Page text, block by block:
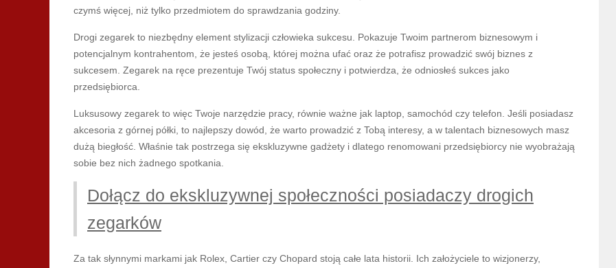
czymś więcej, niż tylko przedmiotem do sprawdzania godziny.
Drogi zegarek to niezbędny element stylizacji człowieka sukcesu. Pokazuje Twoim partnerom biznesowym i
potencjalnym kontrahentom, że jesteś osobą, której można ufać oraz że potrafisz prowadzić swój biznes z
sukcesem. Zegarek na ręce prezentuje Twój status społeczny i potwierdza, że odniosłeś sukces jako
przedsiębiorca.
Luksusowy zegarek to więc Twoje narzędzie pracy, równie ważne jak laptop, samochód czy telefon. Jeśli posiadasz
akcesoria z górnej półki, to najlepszy dowód, że warto prowadzić z Tobą interesy, a w talentach biznesowych masz
dużą biegłość. Właśnie tak postrzega się ekskluzywne gadżety i dlatego renomowani przedsiębiorcy nie wyobrażają
sobie bez nich żadnego spotkania.
Dołącz do ekskluzywnej społeczności posiadaczy drogich
zegarków
Za tak słynnymi markami jak Rolex, Cartier czy Chopard stoją całe lata historii. Ich założyciele to wizjonerzy,